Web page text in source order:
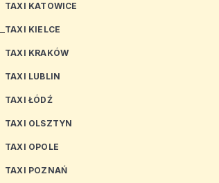
TAXI KATOWICE
TAXI KIELCE
TAXI KRAKÓW
TAXI LUBLIN
TAXI ŁÓDŹ
TAXI OLSZTYN
TAXI OPOLE
TAXI POZNAŃ